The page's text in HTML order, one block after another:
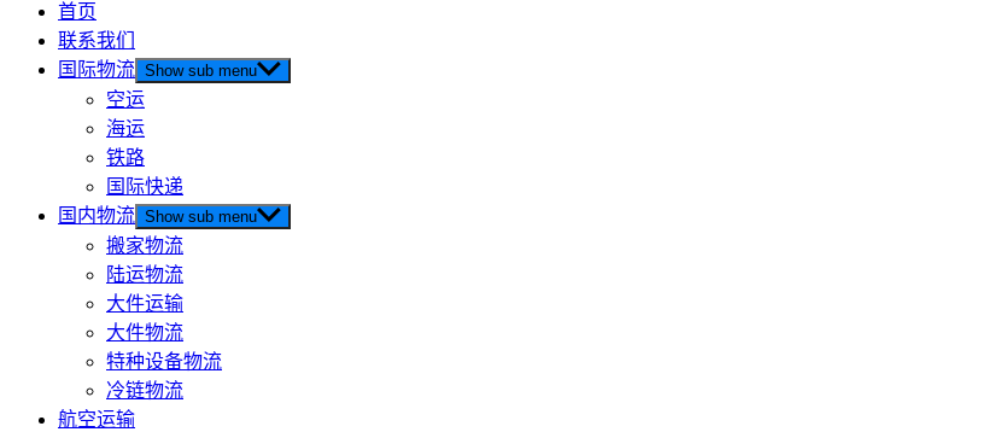
首页
联系我们
国际物流 Show sub menu
空运
海运
铁路
国际快递
国内物流 Show sub menu
搬家物流
陆运物流
大件运输
大件物流
特种设备物流
冷链物流
航空运输